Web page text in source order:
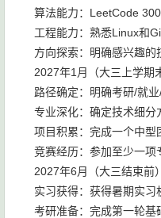
算法能力：LeetCode
工程能力：熟悉Linux和
方向探索：明确感兴趣的
2027年1月（大三上学期
路径确定：明确考研/就
专业深化：确定技术细分
项目积累：完成一个中型
竞赛经历：参加至少一项
2027年6月（大三结束前）
实习获得：获得暑期实习
考研准备：完成第一轮基